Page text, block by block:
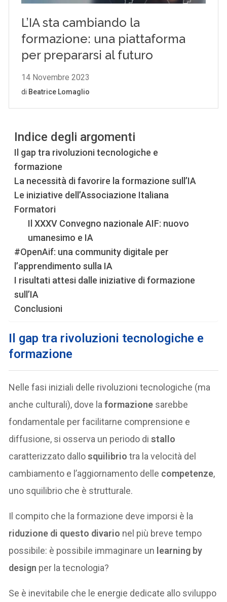
Indice degli argomenti
Il gap tra rivoluzioni tecnologiche e
formazione
La necessità di favorire la formazione sull’IA
Le iniziative dell’Associazione Italiana
Formatori
Il XXXV Convegno nazionale AIF: nuovo
umanesimo e IA
#OpenAif: una community digitale per
l’apprendimento sulla IA
I risultati attesi dalle iniziative di formazione
sull’IA
Conclusioni
Il gap tra rivoluzioni tecnologiche e
formazione
Nelle fasi iniziali delle rivoluzioni tecnologiche (ma
anche culturali), dove laformazione sarebbe
fondamentale per facilitarne comprensione e
diffusione, si osserva un periodo distallo
caratterizzato dallosquilibriotra la velocità del
cambiamento e l’aggiornamento delle competenze,
uno squilibrio che è strutturale.
Il compito che la formazione deve imporsi è la
riduzione di questo divario nel più breve tempo
possibile: è possibile immaginare un learning by
design per la tecnologia?
Se è inevitabile che le energie dedicate allo sviluppo